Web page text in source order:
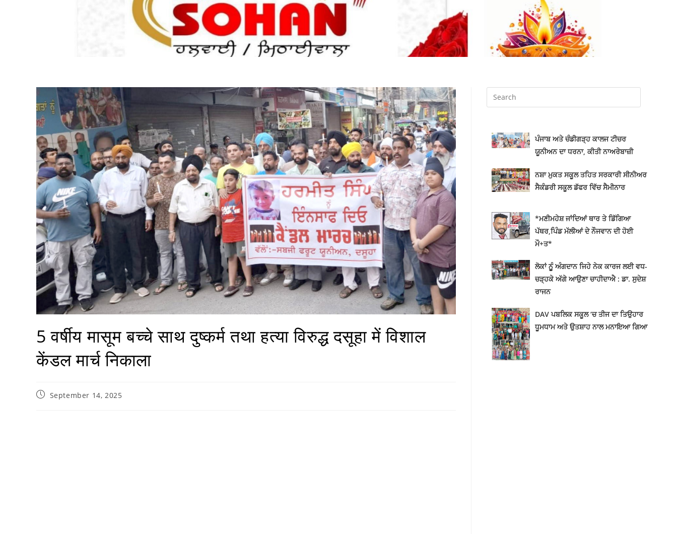
5 वर्षीय मासूम बच्चे साथ दुष्कर्म तथा हत्या विरुद्ध दसूहा में विशाल
केंडल मार्च निकाला
September 14, 2025
ਪੰਜਾਬ ਅਤੇ ਚੰਡੀਗੜ੍ਹ ਕਾਲਜ ਟੀਚਰ
ਯੂਨੀਅਨ ਦਾ ਧਰਨਾ, ਕੀਤੀ ਨਾਅਰੇਬਾਜ਼ੀ
ਨਸ਼ਾ ਮੁਕਤ ਸਕੂਲ ਤਹਿਤ ਸਰਕਾਰੀ ਸੀਨੀਅਰ
ਸੈਕੰਡਰੀ ਸਕੂਲ ਡੱਫਰ ਵਿੱਚ ਸੈਮੀਨਾਰ
*ਮਣੀਮਹੇਸ਼ ਜਾਂਦਿਆਂ ਥਾਰ ਤੇ ਡਿੱਗਿਆ
ਪੱਥਰ,ਪਿੰਡ ਮੱਲੀਆਂ ਦੇ ਨੌਜਵਾਨ ਦੀ ਹੋਈ
ਮੌ+ਤ*
ਲੋਕਾਂ ਨੂੂੰ ਅੰਗਦਾਨ ਜਿਹੇ ਨੇਕ ਕਾਰਜ ਲਈ ਵਧ-
ਚੜ੍ਹਕੇ ਅੱਗੇ ਆਉਣਾ ਚਾਹੀਦਾਐ : ਡਾ. ਸੁਦੇਸ਼
ਰਾਜਨ
DAV ਪਬਲਿਕ ਸਕੂਲ ‘ਚ ਤੀਜ ਦਾ ਤਿਉਹਾਰ
ਧੂਮਧਾਮ ਅਤੇ ਉਤਸ਼ਾਹ ਨਾਲ ਮਨਾਇਆ ਗਿਆ